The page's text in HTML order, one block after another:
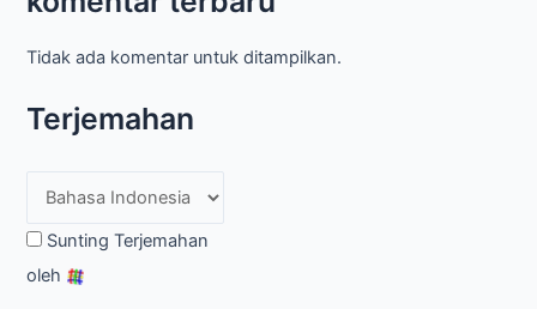
Tidak ada komentar untuk ditampilkan.
Terjemahan
Sunting Terjemahan
oleh